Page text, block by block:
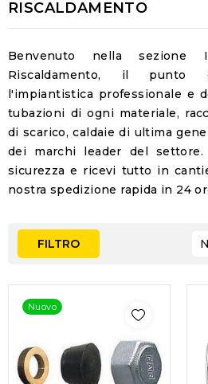
RISCALDAMENTO
Benvenuto nella sezione
Riscaldamento, il punto di
l'impiantistica professionale e
tubazioni di ogni materiale,
di scarico, caldaie di ultima
dei marchi leader del
sicurezza e ricevi tutto in
nostra spedizione rapida in 24
FILTRO
Nuovo